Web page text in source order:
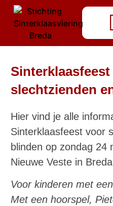
slechtzienden
Hier vind je alle
Sinterklaasfeest voor
blinden op zondag 24
Nieuwe Veste in Breda
Voor kinderen met
Met een hoorspel,